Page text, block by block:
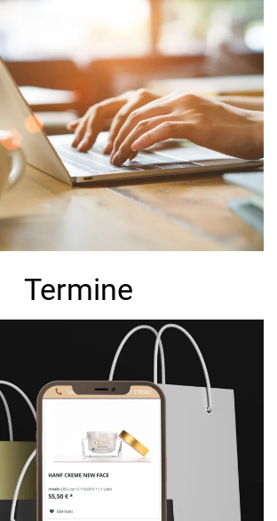
Termine